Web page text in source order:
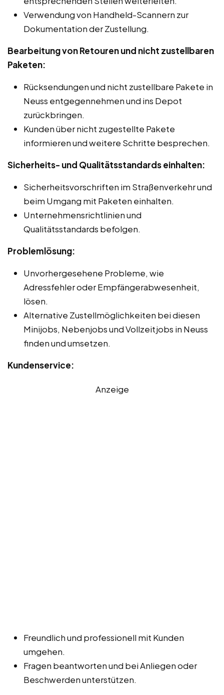
Verwendung von Handheld-Scannern zur
Dokumentation der Zustellung.
Bearbeitung von Retouren und nicht zustellbaren
Paketen:
Rücksendungen und nicht zustellbare Pakete in
Neuss entgegennehmen und ins Depot
zurückbringen.
Kunden über nicht zugestellte Pakete
informieren und weitere Schritte besprechen.
Sicherheits- und Qualitätsstandards einhalten:
Sicherheitsvorschriften im Straßenverkehr und
beim Umgang mit Paketen einhalten.
Unternehmensrichtlinien und
Qualitätsstandards befolgen.
Problemlösung:
Unvorhergesehene Probleme, wie
Adressfehler oder Empfängerabwesenheit,
lösen.
Alternative Zustellmöglichkeiten bei diesen
Minijobs, Nebenjobs und Vollzeitjobs in Neuss
finden und umsetzen.
Kundenservice:
Anzeige
Freundlich und professionell mit Kunden
umgehen.
Fragen beantworten und bei Anliegen oder
Beschwerden unterstützen.